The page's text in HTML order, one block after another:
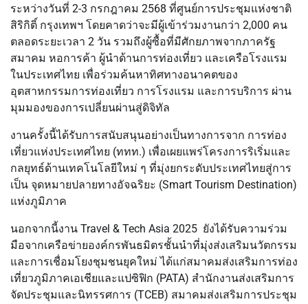
ระหว่างวันที่ 2-3 กรกฎาคม 2568 ที่ศูนย์การประชุมแห่งชาติ
สิริกิติ์ กรุงเทพฯ โดยคาดว่าจะมีผู้เข้าร่วมงานกว่า 2,000 คน
ตลอดระยะเวลา 2 วัน รวมถึงผู้ซื้อที่มีศักยภาพจากภาครัฐ
สมาคม หอการค้า ผู้นำด้านการท่องเที่ยว และเครือโรงแรม
ในประเทศไทย เพื่อร่วมค้นหาทิศทางอนาคตของ
อุตสาหกรรมการท่องเที่ยว การโรงแรม และการบริการ ผ่าน
มุมมองของการเปลี่ยนผ่านสู่ดิจิทัล
งานครั้งนี้ได้รับการสนับสนุนอย่างเป็นทางการจาก การท่อง
เที่ยวแห่งประเทศไทย (ททท.) เพื่อเผยแพร่โครงการริเริ่มและ
กลยุทธ์ด้านเทคโนโลยีใหม่ ๆ ที่มุ่งยกระดับประเทศไทยสู่การ
เป็น จุดหมายปลายทางอัจฉริยะ (Smart Tourism Destination)
แห่งภูมิภาค
นอกจากนี้งาน Travel & Tech Asia 2025 ยังได้รับความร่วม
มือจากเครือข่ายองค์กรพันธมิตรชั้นนำที่มุ่งส่งเสริมนวัตกรรม
และการเชื่อมโยงชุมชนยุคใหม่ ได้แก่สมาคมส่งเสริมการท่อง
เที่ยวภูมิภาคเอเชียและแปซิฟิก (PATA) สำนักงานส่งเสริมการ
จัดประชุมและนิทรรศการ (TCEB) สมาคมส่งเสริมการประชุม